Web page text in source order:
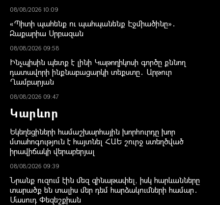
08/08/2026 10:09
«Պիտի պահենք ու պահպանենք Էջմիածինը»․
Զաքարիա Սրբազան
08/08/2026 09:58
Ինչպիսին պետք է լինի Կաթողիկոսի գործը քննող
դատավորի ինքնաբացարկի տեքստը․ Արթուր
Ղամբարյան
08/08/2026 09:47
Կարևոր
Եկեղեցիների համաշխարհային խորհուրդը խոր
մտահոգություն է հայտնել ՀԱԵ շուրջ ստեղծված
իրավիճակի վերաբերյալ
08/08/2026 09:39
Նրանք ուզում էին մեզ զինաթափել, իսկ հարևանները
տարածք են տալիս մեր դեմ հարձակումների համար․
Մասուդ Փեզեշքիան